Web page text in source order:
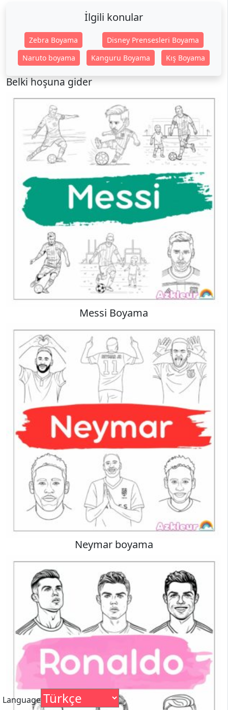
İlgili konular
Zebra Boyama
Disney Prensesleri Boyama
Naruto boyama
Kanguru Boyama Kış Boyama
Belki hoşuna gider
Messi Boyama
Neymar boyama
Language